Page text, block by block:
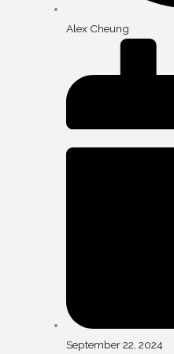
Alex Cheung
September 22, 2024